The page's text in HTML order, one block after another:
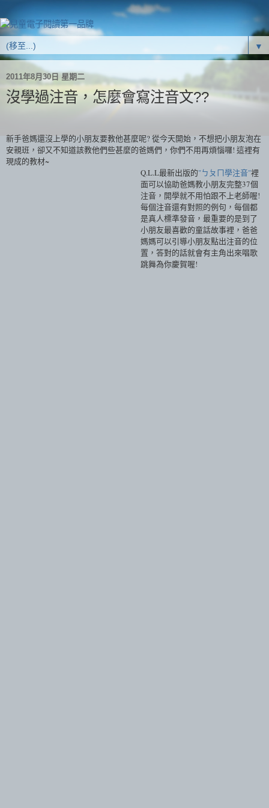
▼
2011年8月30日 星期二
沒學過注音，怎麼會寫注音文??
新手爸媽還沒上學的小朋友要教他甚麼呢? 從今天開始，不想把小朋友泡在
安親班，卻又不知道該教他們些甚麼的爸媽們，你們不用再煩惱囉! 這裡有
現成的教材~
Q.L.L最新出版的"ㄅㄆㄇ學注音"裡
面可以協助爸媽教小朋友完整37個
注音，開學就不用怕跟不上老師喔!
每個注音還有對照的例句，每個都
是真人標準發音，最重要的是到了
小朋友最喜歡的童話故事裡，爸爸
媽媽可以引導小朋友點出注音的位
置，答對的話就會有主角出來唱歌
跳舞為你慶賀喔!